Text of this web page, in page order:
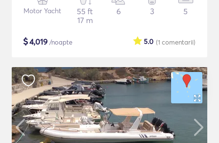
Motor Yacht
55 ft
17 m
6 3 5
$4,019 /noapte (1 comentarii)
5.0